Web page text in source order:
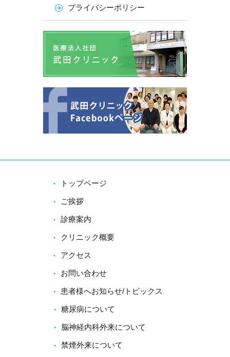
プライバシーポリシー
トップページ
ご挨拶
診療案内
クリニック概要
アクセス
お問い合わせ
患者様へお知らせ/トピックス
糖尿病について
脳神経内科外来について
禁煙外来について